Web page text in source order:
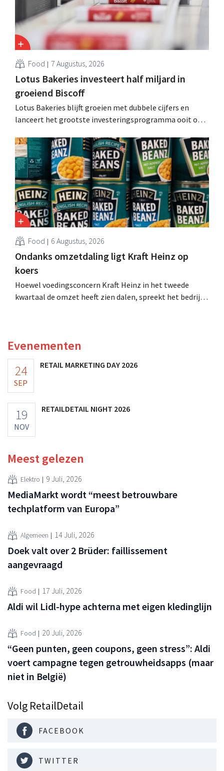
Food 7 Augustus, 2026
Lotus Bakeries investeert half miljard in
groeiend Biscoff
Lotus Bakeries blijft groeien met dubbele cijfers en
lanceert het grootste investeringsprogramma ooit om
moeten dit momentum grijpen”.
Food 6 Augustus, 2026
Ondanks omzetdaling ligt Kraft Heinz op
koers
Hoewel voedingsconcern Kraft Heinz in het tweede
kwartaal de omzet heeft zien dalen, spreekt het bedrijf
Evenementen
24
SEP
RETAIL MARKETING DAY 2026
19
NOV
RETAILDETAIL NIGHT 2026
Meest gelezen
Elektro 9 Juli, 2026
MediaMarkt wordt “meest betrouwbare
techplatform van Europa”
Algemeen 14 Juli, 2026
Doek valt over 2 Brüder: faillissement
aangevraagd
Food 17 Juli, 2026
Aldi wil Lidl-hype achterna met eigen kledinglijn
Food 20 Juli, 2026
“Geen punten, geen coupons, geen stress”: Aldi
voert campagne tegen getrouwheidsapps (maar
niet in België)
Volg RetailDetail
FACEBOOK
TWITTER